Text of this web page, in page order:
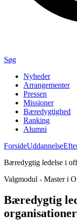
Søg
Nyheder
Arrangementer
Pressen
Missioner
Bæredygtighed
Ranking
Alumni
ForsideUddannelse
Bæredygtig ledelse i
Valgmodul - Master i
Bæredygtig
organisationer